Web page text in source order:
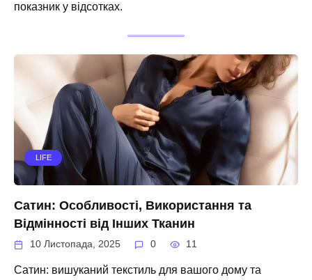
показник у відсотках.
LIFE
Сатин: Особливості, Використання та
Відмінності від Інших Тканин
10 Листопада, 2025 0 11
Сатин: вишуканий текстиль для вашого дому та